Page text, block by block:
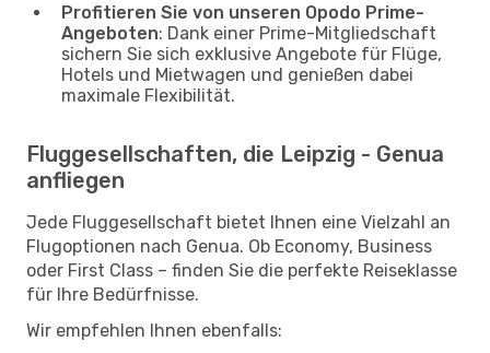
Profitieren Sie von unseren Opodo Prime-
Angeboten: Dank einer Prime-Mitgliedschaft
sichern Sie sich exklusive Angebote für Flüge,
Hotels und Mietwagen und genießen dabei
maximale Flexibilität.
Fluggesellschaften, die Leipzig - Genua
anfliegen
Jede Fluggesellschaft bietet Ihnen eine Vielzahl an
Flugoptionen nach Genua. Ob Economy, Business
oder First Class – finden Sie die perfekte Reiseklasse
für Ihre Bedürfnisse.
Wir empfehlen Ihnen ebenfalls: